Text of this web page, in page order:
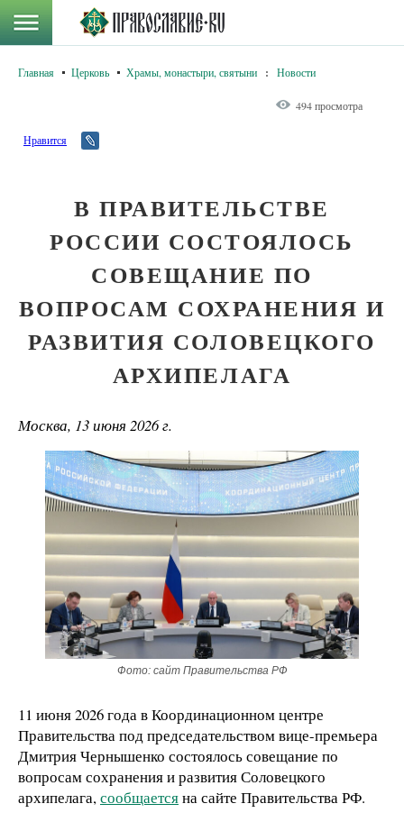
Главная Церковь Храмы, монастыри, святыни : Новости
494 просмотра
Нравится
В ПРАВИТЕЛЬСТВЕ
РОССИИ СОСТОЯЛОСЬ
СОВЕЩАНИЕ ПО
ВОПРОСАМ СОХРАНЕНИЯ И
РАЗВИТИЯ СОЛОВЕЦКОГО
АРХИПЕЛАГА
Москва, 13 июня 2026 г.
Фото: сайт Правительства РФ
11 июня 2026 года в Координационном центре
Правительства под председательством вице-премьера
Дмитрия Чернышенко состоялось совещание по
вопросам сохранения и развития Соловецкого
архипелага,сообщаетсяна сайте Правительства РФ.